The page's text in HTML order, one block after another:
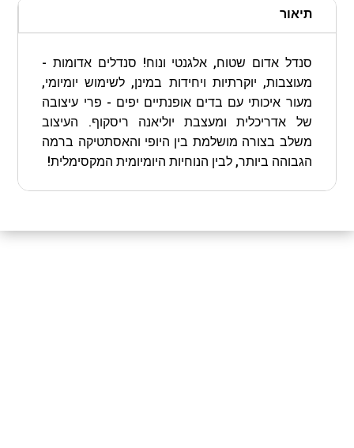
תיאור
סנדל אדום שטוח, אלגנטי ונוח! סנדלים אדומות -
מעוצבות, יוקרתיות ויחידות במינן, לשימוש יומיומי,
מעור איכותי עם בדים אופנתיים יפים - פרי עיצובה
של אדריכלית ומעצבת יוליאנה ריסקוף. העיצוב
משלב בצורה מושלמת בין היופי והאסתטיקה ברמה
הגבוהה ביותר, לבין הנוחיות היומיומית המקסימלית!